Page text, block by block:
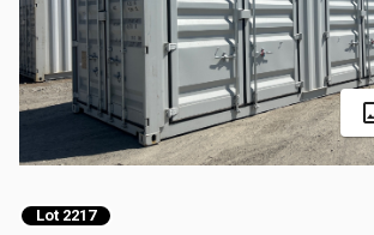
Lot 2217